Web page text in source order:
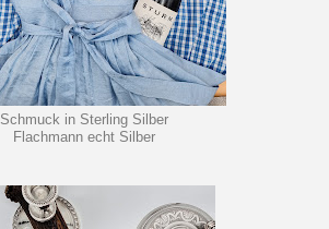
Schmuck in Sterling Silber
Flachmann echt Silber